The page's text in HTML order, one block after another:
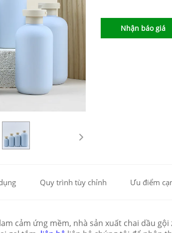
Nhận báo giá
Quy trình tùy chỉnh Ưu điểm
cảm ứng mềm, nhà sản xuất chai dầu